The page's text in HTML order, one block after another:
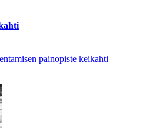
painopiste keikahti